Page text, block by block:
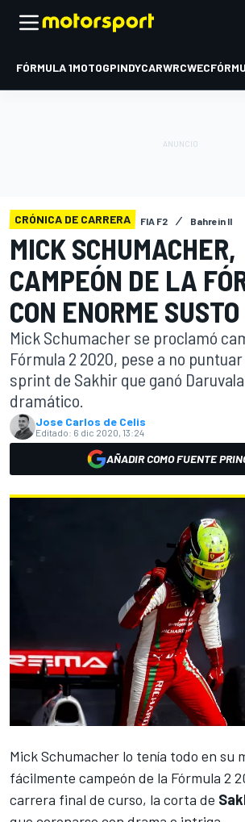
FÓRMULA 1MOTOGPINDYCARWRCWEC
CRÓNICA DE CARRERA FIA F2 Bahrein II
MICK SCHUMACHER,
CAMPEÓN DE LA
CON ENORME SUSTO
Mick Schumacher se proclamó
Fórmula 2 2020, pese a no
sprint de Sakhir que ganó
dramático.
Jose Carlos de Celis
Editado: 6 dic 2020, 13:24
AÑADIR COMO FUENTE
Mick Schumacher lo tenía todo en su
fácilmente campeón de la Fórmula 2
carrera final de curso, la corta de